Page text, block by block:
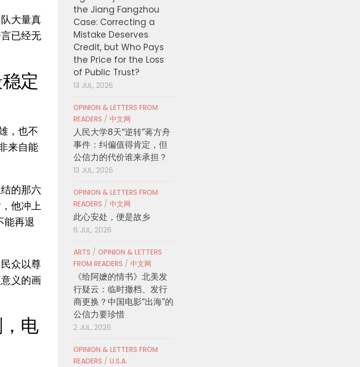
大量真
已经无
定
，也不
来自能
的那六
他冲上
能再退
众以尊
义的画
电
the Jiang Fangzhou
Case: Correcting a
Mistake Deserves
Credit, but Who Pays
the Price for the Loss
of Public Trust?
13 JUL, 2026
OPINION & LETTERS FROM
READERS / 中文网
人民大学8天“逆转”蒋方舟
事件：纠偏值得肯定，但
公信力的代价谁来承担？
13 JUL, 2026
OPINION & LETTERS FROM
READERS / 中文网
此心安处，便是故乡
6 JUL, 2026
ARTS / OPINION & LETTERS
FROM READERS / 中文网
《给阿嬷的情书》北美发
行疑云：临时撤档、发行
商更换？中国电影“出海”的
公信力要珍惜
2 JUL, 2026
OPINION & LETTERS FROM
READERS / U.S.A.